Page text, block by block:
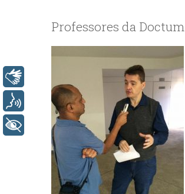
Professores da
+ Acessibilidade